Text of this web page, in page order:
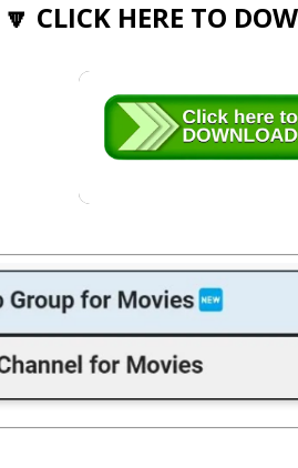
🔽 CLICK HERE TO